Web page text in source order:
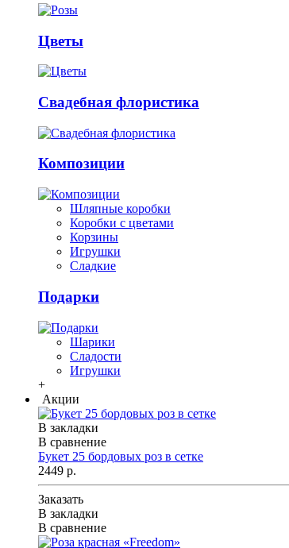
Цветы
Свадебная флористика
Композиции
Шляпные коробки
Коробки с цветами
Корзины
Игрушки
Сладкие
Подарки
Шарики
Сладости
Игрушки
+
Акции
В закладки
В сравнение
Букет 25 бордовых роз в сетке
2449 р.
Заказать
В закладки
В сравнение